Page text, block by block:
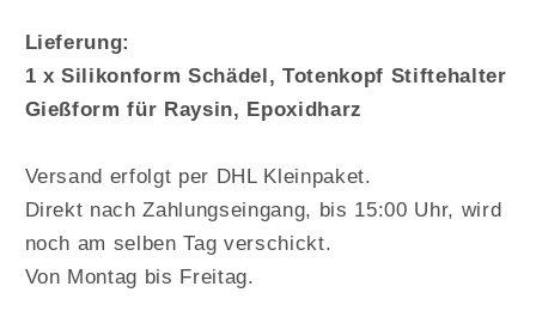
Lieferung:
1 x Silikonform Schädel, Totenkopf Stiftehalter
Gießform für Raysin, Epoxidharz
Versand erfolgt per DHL Kleinpaket.
Direkt nach Zahlungseingang, bis 15:00 Uhr, wird
noch am selben Tag verschickt.
Von Montag bis Freitag.